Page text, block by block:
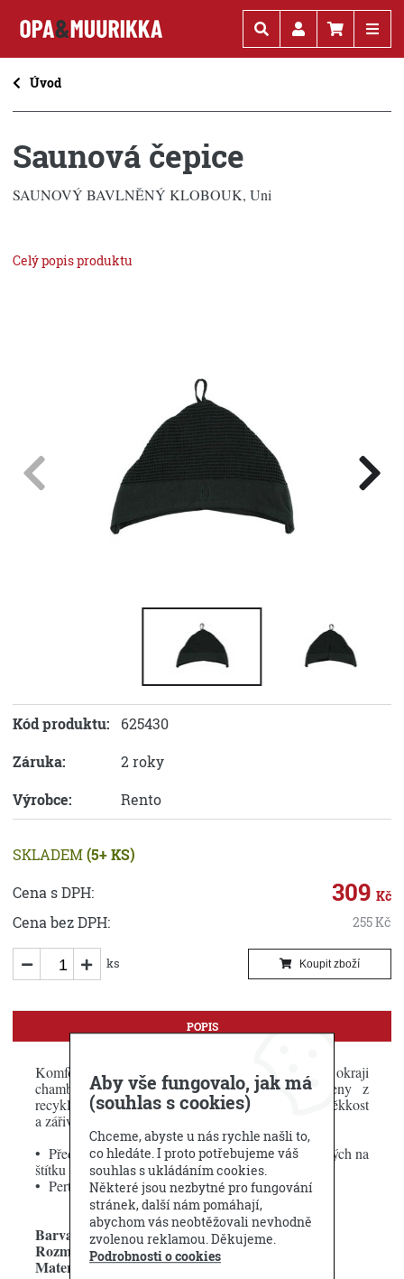
Úvod
Saunová čepice
SAUNOVÝ BAVLNĚNÝ KLOBOUK, Uni
Celý popis produktu
Kód produktu:
625430
Záruka:
2 roky
Výrobce:
Rento
SKLADEM(5+ KS)
Cena s DPH:
309 Kč
Cena bez DPH: 255Kč
ks Koupit zboží
POPIS
Komfortní ochrana vlasů a pokožky hlavy s okraji
chambray. Saunové textilie Kenno jsou vyrobeny z
recyklované bavlny, což dodává látce přirozenou měkkost
a zářivou strukturu.
• Před prvním použitím vyperte dle pokynů uvedených na
štítku osušky.
• Perte v pračce nejlépe odděleně a na krátké praní.
Barva: tmavě zelená
Rozměry:š18 xhl4,5 xv17,5 cm
Materiál:75% recyklovaná bavlna, 25% polyester
Aby vše fungovalo, jak má
(souhlas s cookies)
Chceme, abyste u nás rychle našli to,
co hledáte. I proto potřebujeme váš
souhlas s ukládáním cookies.
Některé jsou nezbytné pro fungování
stránek, další nám pomáhají,
abychom vás neobtěžovali nevhodně
zvolenou reklamou. Děkujeme.
Podrobnosti o cookies